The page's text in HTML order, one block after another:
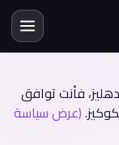
فأنت توافق
(عرض سياسة